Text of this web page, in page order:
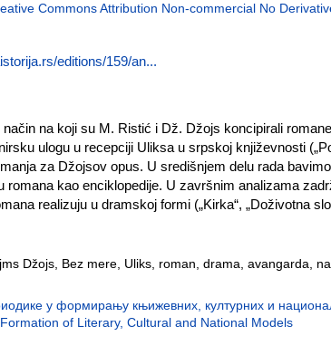
Commons Attribution Non-commercial No
editions/159/an...
na koji su M. Ristić i Dž. Džojs koncipirali
ulogu u recepciji Uliksa u srpskoj književnosti
za Džojsov opus. U središnjem delu rada
kao enciklopedije. U završnim analizama
realizuju u dramskoj formi („Kirka“, „Doživotna
Džojs, Bez mere, Uliks, roman, drama, avangarda,
у формирању књижевних, културних и
of Literary, Cultural and National Models